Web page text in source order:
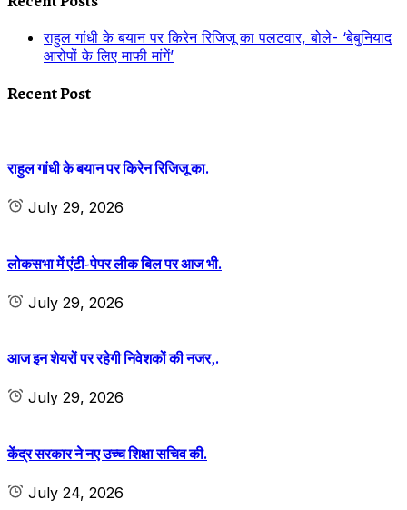
राहुल गांधी के बयान पर किरेन रिजिजू का पलटवार, बोले- ‘बेबुनियाद
आरोपों के लिए माफी मांगें’
Recent Post
राहुल गांधी के बयान पर किरेन रिजिजू का.
July 29, 2026
लोकसभा में एंटी-पेपर लीक बिल पर आज भी.
July 29, 2026
आज इन शेयरों पर रहेगी निवेशकों की नजर,.
July 29, 2026
केंद्र सरकार ने नए उच्च शिक्षा सचिव की.
July 24, 2026